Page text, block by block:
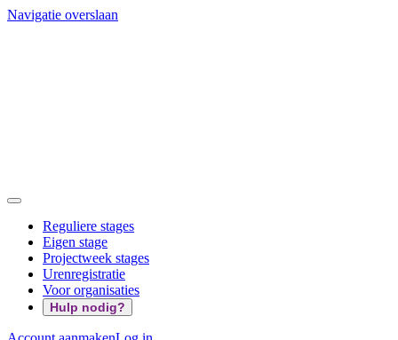
Navigatie overslaan
Reguliere stages
Eigen stage
Projectweek stages
Urenregistratie
Voor organisaties
Hulp nodig?